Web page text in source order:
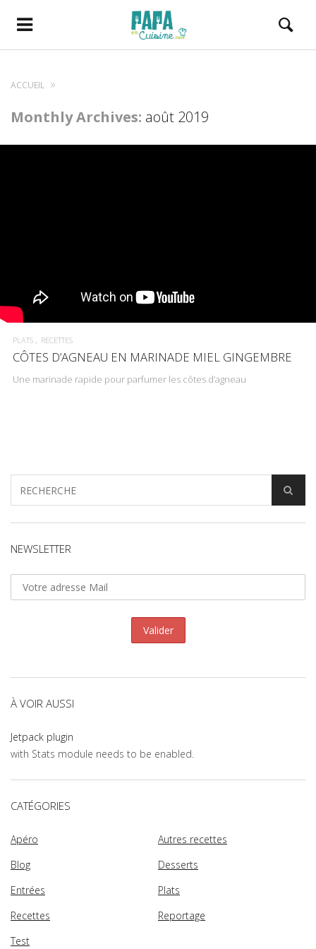
ACCUEIL
Monthly Archives: août 2019
PLATS RECETTES
CÔTES D’AGNEAU EN MARINADE MIEL GINGEMBRE
Une marinade rapide pour parfumer les côtes d’agneau
NEWSLETTER
À VOIR AUSSI
Jetpack plugin
with Stats module needs to be enabled.
CATÉGORIES
Apéro
Autres recettes
Blog
Desserts
Entrées
Plats
Recettes
Reportage
Test